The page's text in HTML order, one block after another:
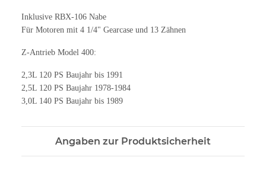
Inklusive RBX-106 Nabe
Für Motoren mit 4 1/4" Gearcase und 13 Zähnen
Z-Antrieb Model 400:
2,3L 120 PS Baujahr bis 1991
2,5L 120 PS Baujahr 1978-1984
3,0L 140 PS Baujahr bis 1989
Angaben zur Produktsicherheit